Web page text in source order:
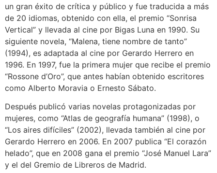
un gran éxito de crítica y público y fue traducida a más
de 20 idiomas, obtenido con ella, el premio “Sonrisa
Vertical” y llevada al cine por Bigas Luna en 1990. Su
siguiente novela, “Malena, tiene nombre de tanto”
(1994), es adaptada al cine por Gerardo Herrero en
1996. En 1997, fue la primera mujer que recibe el premio
“Rossone d’Oro”, que antes habían obtenido escritores
como Alberto Moravia o Ernesto Sábato.
Después publicó varias novelas protagonizadas por
mujeres, como “Atlas de geografía humana” (1998), o
“Los aires difíciles” (2002), llevada también al cine por
Gerardo Herrero en 2006. En 2007 publica “El corazón
helado”, que en 2008 gana el premio “José Manuel Lara”
y el del Gremio de Libreros de Madrid.